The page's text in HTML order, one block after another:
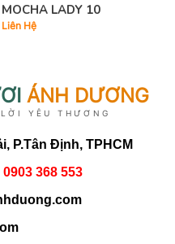
MOCHA LADY 10
Liên Hệ
ÁNH DƯƠNG
YÊU THƯƠNG
P.Tân Định, TPHCM
0903 368 553